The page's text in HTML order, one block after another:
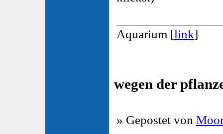
Aquarium [link]
wegen der
» Gepostet von